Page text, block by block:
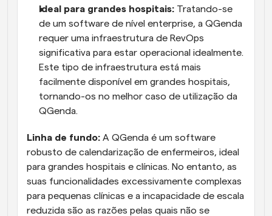
Ideal para grandes hospitais: Tratando-se
de um software de nível enterprise, a QGenda
requer uma infraestrutura de RevOps
significativa para estar operacional idealmente.
Este tipo de infraestrutura está mais
facilmente disponível em grandes hospitais,
tornando-os no melhor caso de utilização da
QGenda.
Linha de fundo: A QGenda é um software
robusto de calendarização de enfermeiros, ideal
para grandes hospitais e clínicas. No entanto, as
suas funcionalidades excessivamente complexas
para pequenas clínicas e a incapacidade de escala
reduzida são as razões pelas quais não se